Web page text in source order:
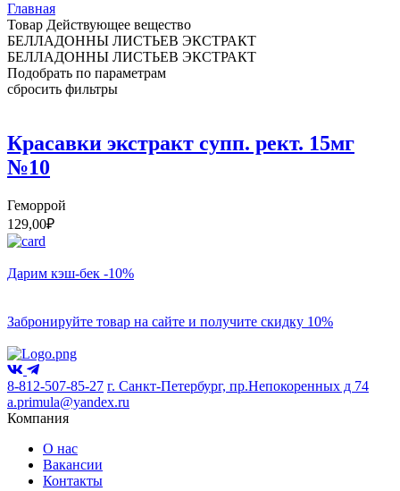
Главная
Товар Действующее вещество
БЕЛЛАДОННЫ ЛИСТЬЕВ ЭКСТРАКТ
БЕЛЛАДОННЫ ЛИСТЬЕВ ЭКСТРАКТ
Подобрать по параметрам
сбросить фильтры
Красавки экстракт супп. рект. 15мг
№10
Геморрой
129,00₽
Дарим кэш-бек -10%
Забронируйте товар на сайте и получите скидку 10%
8-812-507-85-27 г. Санкт-Петербург, пр.Непокоренных д 74
a.primula@yandex.ru
Компания
О нас
Вакансии
Контакты